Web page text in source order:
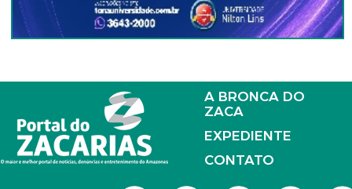
A BRONCA DO
ZACA
EXPEDIENTE
CONTATO